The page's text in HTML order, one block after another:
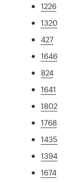
1226
1320
427
1646
824
1641
1802
1768
1435
1394
1674